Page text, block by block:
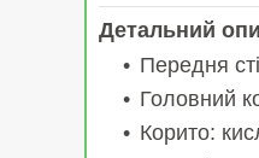
Детальний
Передня
Головний
Корито: